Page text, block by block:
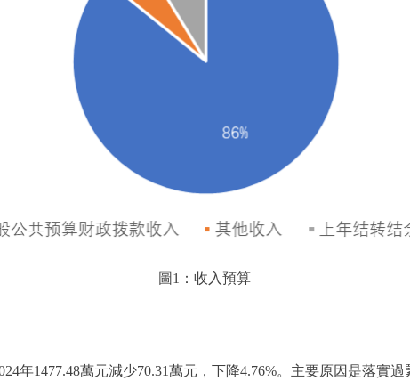
圖1：收入預算
年1477.48萬元減少70.31萬元，下降4.76%。主要原因是落實